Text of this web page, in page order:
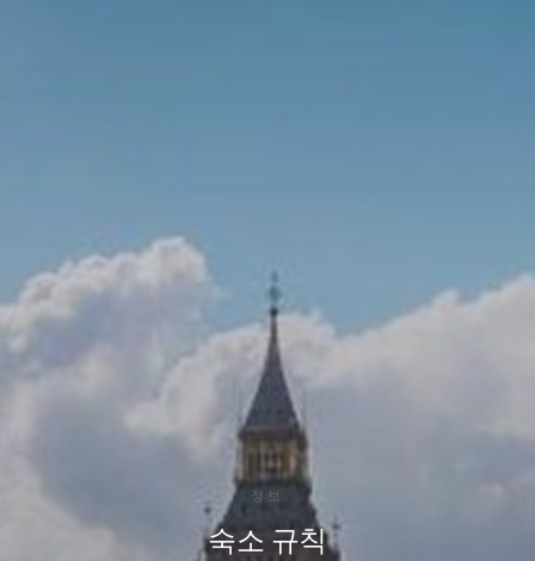
정보
숙소 규칙